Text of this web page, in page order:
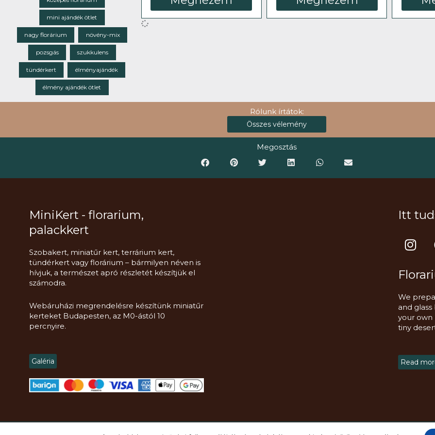
mini ajándék ötlet
nagy florárium növény-mix
pozsgás szukkulens
tündérkert élményajándék
élmény ajándék ötlet
Rólunk írtátok:
Összes vélemény
Megosztás
MiniKert - florarium,
palackkert
Szobakert, miniatűr kert, terrárium kert,
tündérkert vagy florárium – bármilyen néven is
hívjuk, a természet apró részletét készítjük el
számodra.
Webáruházi megrendelésre készítünk miniatűr
kerteket Budapesten, az M0-ástól 10
percnyire.
Galéria
Itt
I
n
t
g
r
a
We
and
your own
tiny
Read